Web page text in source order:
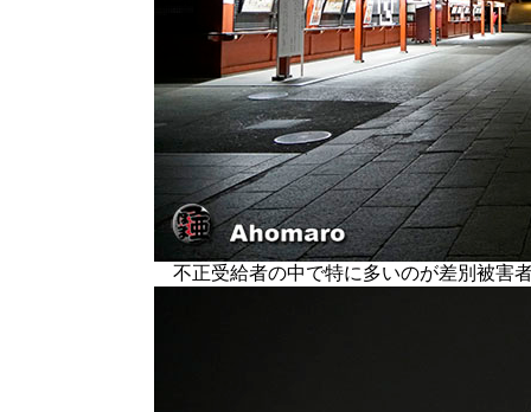
不正受給者の中で特に多いのが差別被害